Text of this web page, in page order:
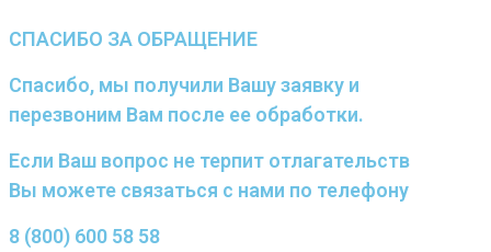
СПАСИБО ЗА ОБРАЩЕНИЕ
Спасибо, мы получили Вашу заявку и
перезвоним Вам после ее обработки.
Если Ваш вопрос не терпит отлагательств
Вы можете связаться с нами по телефону
8 (800) 600 58 58